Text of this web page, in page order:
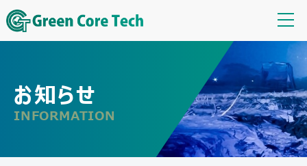
お知らせ
INFORMATION